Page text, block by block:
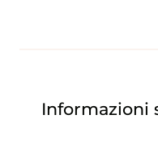
Informazioni